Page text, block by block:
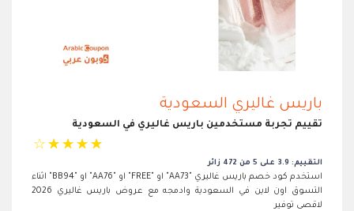
باريس غاليري السعودية
تقييم تجربة مستخدمين باريس غاليري في السعودية
☆ ☆ ☆ ☆ ☆
التقييم: 3.9 على 5 من 472 زائر
استخدم كود خصم باريس غاليري "AA73" او "FREE" او "AA76" او "BB94" اثناء
التسوق اون لاين في السعودية وادمجه مع عروض باريس غاليري 2026
لاقصى توفير